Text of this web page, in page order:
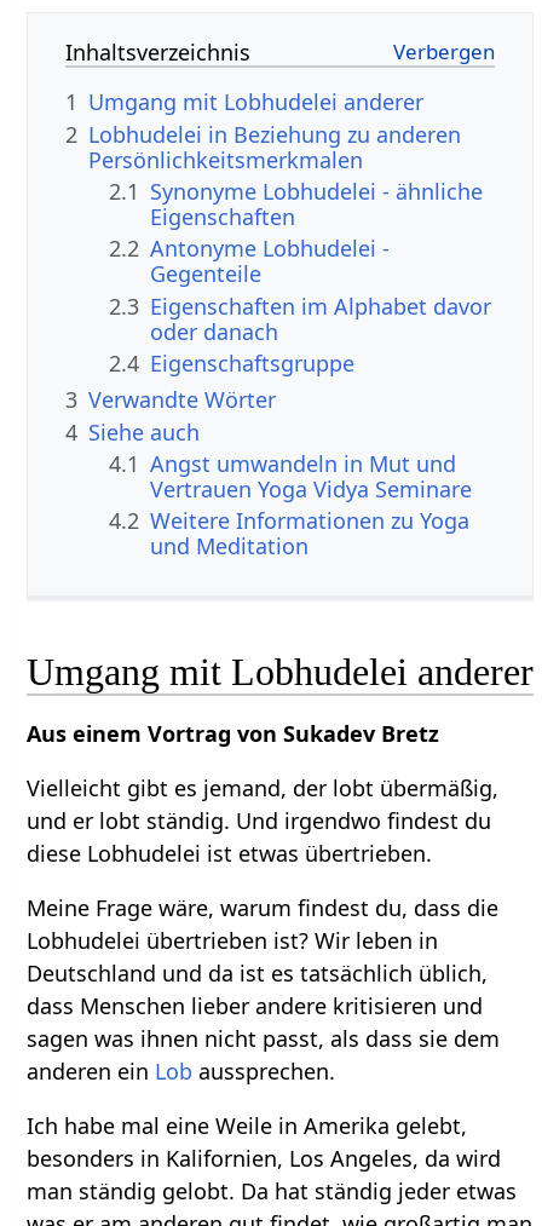
Inhaltsverzeichnis
1 Umgang mit Lobhudelei anderer
2 Lobhudelei in Beziehung zu anderen
Persönlichkeitsmerkmalen
2.1 Synonyme Lobhudelei - ähnliche
Eigenschaften
2.2 Antonyme Lobhudelei -
Gegenteile
2.3 Eigenschaften im Alphabet davor
oder danach
2.4 Eigenschaftsgruppe
3 Verwandte Wörter
4 Siehe auch
4.1 Angst umwandeln in Mut und
Vertrauen Yoga Vidya Seminare
4.2 Weitere Informationen zu Yoga
und Meditation
Umgang mit Lobhudelei anderer
Aus einem Vortrag von Sukadev Bretz
Vielleicht gibt es jemand, der lobt übermäßig,
und er lobt ständig. Und irgendwo findest du
diese Lobhudelei ist etwas übertrieben.
Meine Frage wäre, warum findest du, dass die
Lobhudelei übertrieben ist? Wir leben in
Deutschland und da ist es tatsächlich üblich,
dass Menschen lieber andere kritisieren und
sagen was ihnen nicht passt, als dass sie dem
anderen ein Lob aussprechen.
Ich habe mal eine Weile in Amerika gelebt,
besonders in Kalifornien, Los Angeles, da wird
man ständig gelobt. Da hat ständig jeder etwas